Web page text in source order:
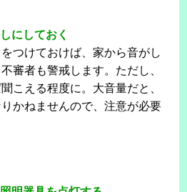
にしておく
つけておけば、家から音がし
審者も警戒します。ただし、
こえる程度に。大音量だと、
かねませんので、注意が必要